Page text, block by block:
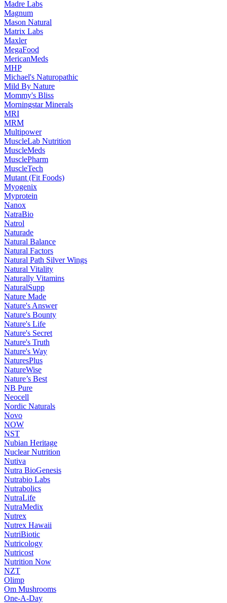
Madre Labs
Magnum
Mason Natural
Matrix Labs
Maxler
MegaFood
MericanMeds
MHP
Michael's Naturopathic
Mild By Nature
Mommy's Bliss
Morningstar Minerals
MRI
MRM
Multipower
MuscleLab Nutrition
MuscleMeds
MusclePharm
MuscleTech
Mutant (Fit Foods)
Myogenix
Myprotein
Nanox
NatraBio
Natrol
Naturade
Natural Balance
Natural Factors
Natural Path Silver Wings
Natural Vitality
Naturally Vitamins
NaturalSupp
Nature Made
Nature's Answer
Nature's Bounty
Nature's Life
Nature's Secret
Nature's Truth
Nature's Way
NaturesPlus
NatureWise
Nature’s Best
NB Pure
Neocell
Nordic Naturals
Novo
NOW
NST
Nubian Heritage
Nuclear Nutrition
Nutiva
Nutra BioGenesis
Nutrabio Labs
Nutrabolics
NutraLife
NutraMedix
Nutrex
Nutrex Hawaii
NutriBiotic
Nutricology
Nutricost
Nutrition Now
NZT
Olimp
Om Mushrooms
One-A-Day